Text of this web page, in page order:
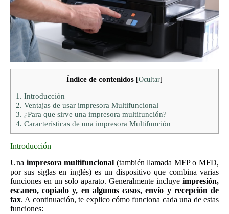
Índice de contenidos [Ocultar]
1. Introducción
2. Ventajas de usar impresora Multifuncional
3. ¿Para que sirve una impresora multifunción?
4. Características de una impresora Multifunción
Introducción
Una impresora multifuncional (también llamada MFP o MFD,
por sus siglas en inglés) es un dispositivo que combina varias
funciones en un solo aparato. Generalmente incluye impresión,
escaneo, copiado y, en algunos casos, envío y recepción de
fax. A continuación, te explico cómo funciona cada una de estas
funciones: